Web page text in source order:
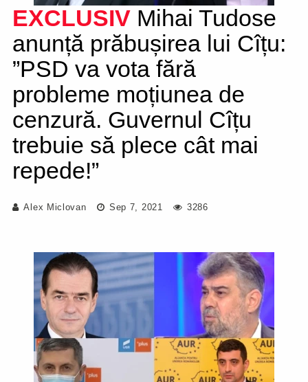
EXCLUSIV Mihai Tudose
anunță prăbușirea lui Cîțu:
”PSD va vota fără
probleme moțiunea de
cenzură. Guvernul Cîțu
trebuie să plece cât mai
repede!”
Alex Miclovan Sep 7, 2021 3286